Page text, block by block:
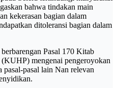
bahwa tindakan main
kekerasan bagian dalam
ditoleransi bagian dalam
Pasal 170 Kitab
mengenai pengeroyokan
pasal-pasal lain Nan relevan